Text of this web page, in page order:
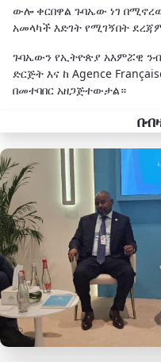
ውሎ ቀርበዋል ጉባኤው ነገ
አመላካች እድገት የሚገኝበት
ጉባኤውን የኢትዮጵያ አእምሯዊ
ድርጅት እና ከ Agence
በመተባበር አዘጋጅተውታል።